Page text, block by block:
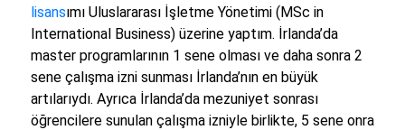
lisansımı Uluslararası İşletme Yönetimi (MSc in
International Business) üzerine yaptım. İrlanda’da
master programlarının 1 sene olması ve daha sonra 2
sene çalışma izni sunması İrlanda’nın en büyük
artılarıydı. Ayrıca İrlanda’da mezuniyet sonrası
öğrencilere sunulan çalışma izniyle birlikte, 5 sene onra